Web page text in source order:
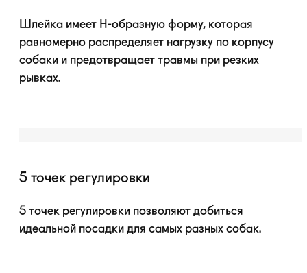
Шлейка имеет H-образную форму, которая
равномерно распределяет нагрузку по корпусу
собаки и предотвращает травмы при резких
рывках.
5 точек регулировки
5 точек регулировки позволяют добиться
идеальной посадки для самых разных собак.